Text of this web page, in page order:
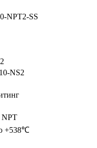
NPT2-SS
NS2
NPT
+538℃